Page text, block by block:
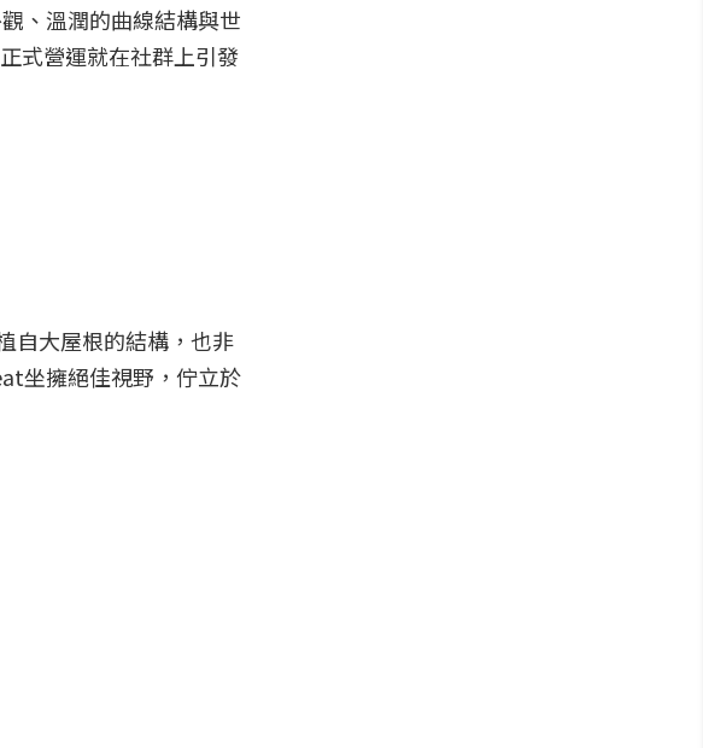
、溫潤的曲線結構與世
式營運就在社群上引發
自大屋根的結構，也非
坐擁絕佳視野，佇立於